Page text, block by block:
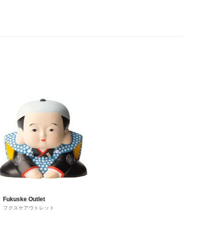
Fukuske Outlet
フクスケアウトレット